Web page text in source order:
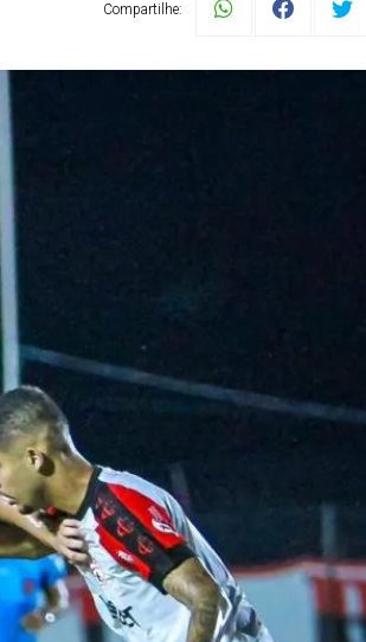
Compartilhe: